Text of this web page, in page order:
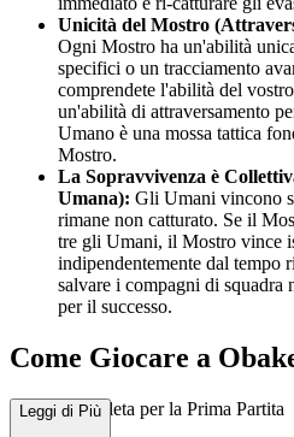
Unicità del Mostro
Ogni Mostro ha un'abilità
specifici o un tracciamento
comprendete l'abilità del
un'abilità di attraversamento
Umano è una mossa tattica
Mostro.
La Sopravvivenza è
Umana): Gli Umani vincono
rimane non catturato. Se il
tre gli Umani, il Mostro vince
indipendentemente dal tempo
salvare i compagni di squadra
per il successo.
Come Giocare a
Guida Completa per la Prima Partita
Leggi di Più